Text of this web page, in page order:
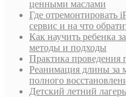
ценными маслами
Где отремонтировать
сервис и на что
Как научить ребенка
методы и подходы
Практика проведения
Реанимация длины за
полного
Детский летний